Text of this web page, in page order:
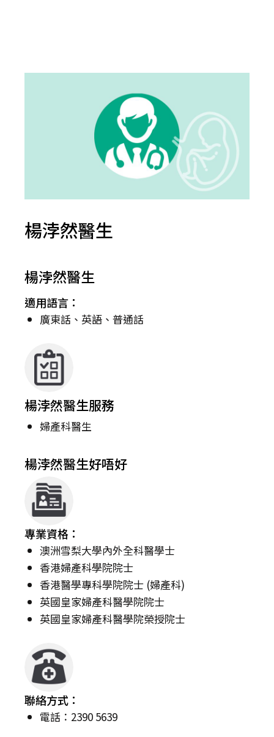
楊浡然醫生
楊浡然醫生
適用語言：
廣東話、英語、普通話
楊浡然醫生服務
婦產科醫生
楊浡然醫生好唔好
專業資格：
澳洲雪梨大學內外全科醫學士
香港婦產科學院院士
香港醫學專科學院院士 (婦產科)
英國皇家婦產科醫學院院士
英國皇家婦產科醫學院榮授院士
聯絡方式：
電話：2390 5639